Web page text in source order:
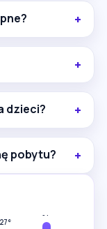
dzieci?
pobytu?
27°
31°